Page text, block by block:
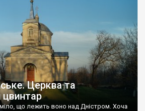
ознаками – цвинтар
датуються 19 століттям. У 1924-1940
Церква та
цвинтар
що лежить воно над Дністром. Хоча